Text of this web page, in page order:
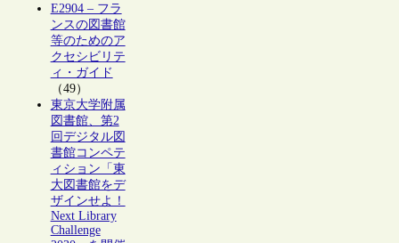
E2904 – フラ
ンスの図書館
等のためのア
クセシビリテ
ィ・ガイド
（49）
東京大学附属
図書館、第2
回デジタル図
書館コンペテ
ィション「東
大図書館をデ
ザインせよ！
Next Library
Challenge